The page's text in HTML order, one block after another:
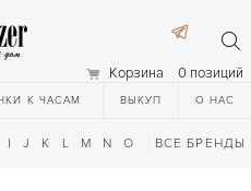
Корзина 0 позиций
К ЧАСАМ ВЫКУП О НАС
I J K L M N O Q R S T
ВСЕ БРЕНДЫ